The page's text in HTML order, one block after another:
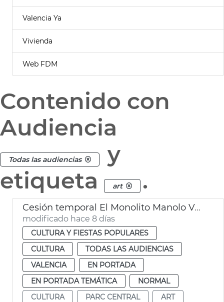
Valencia Ya
Vivienda
Web FDM
Contenido con
Audiencia
Todas las audiencias
y
etiqueta
art .
Cesión temporal El Monolito Manolo Valdés
modificado hace 8 días
CULTURA Y FIESTAS POPULARES
CULTURA
TODAS LAS AUDIENCIAS
VALENCIA
EN PORTADA
EN PORTADA TEMÁTICA
NORMAL
CULTURA
PARC CENTRAL
ART